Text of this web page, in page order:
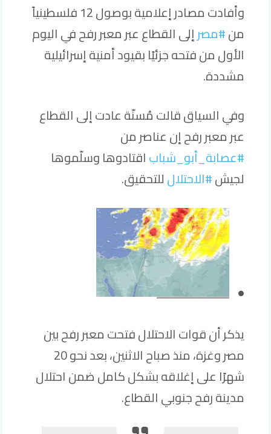
وأفادت مصادر إعلامية بوصول 12 فلسطينياً
من#مصرإلى القطاع عبر معبر رفح في اليوم
الأول من فتحه جزئيًا بقيود أمنية إسرائيلية
مشددة.
وفي السياق قالت مُسنّة عادت إلى القطاع
عبر معبر رفح إن عناصر من
#عصابة_أبو_شباباقتادوها وسلّموها
لجيش#الاحتلالللتحقيق.
يذكر أن قوات الاحتلال فتحت معبر رفح بين
مصر وغزة، منذ صباح الاثنين، بعد نحو 20
شهرًا على إغلاقه بشكل كامل ضمن احتلال
مدينة رفح جنوبي القطاع.